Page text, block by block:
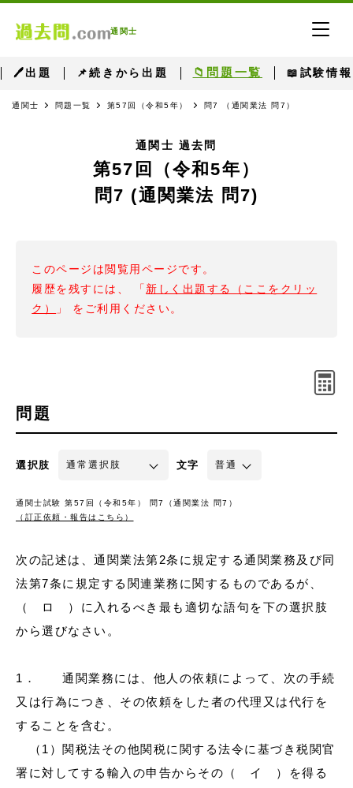
通関士
🖊出題 📌続きから出題 📁問題一覧 📖試験情報
通関士 問題一覧 第57回（令和5年） 問7 （通関業法 問7）
通関士 過去問
第57回（令和5年）
問7 (通関業法 問7)
このページは閲覧用ページです。
履歴を残すには、 「 新しく出題する（ここをクリッ
ク）
」 をご利用ください。
問題
選択肢 文字
通関士試験 第57回（令和5年） 問7（通関業法 問7）
（訂正依頼・報告はこちら）
次の記述は、通関業法第2条に規定する通関業務及び同
法第7条に規定する関連業務に関するものであるが、
（ ロ ）に入れるべき最も適切な語句を下の選択肢
から選びなさい。
1． 通関業務には、他人の依頼によって、次の手続
又は行為につき、その依頼をした者の代理又は代行を
することを含む。
（1）関税法その他関税に関する法令に基づき税関官
署に対してする輸入の申告からその（ イ ）を得る